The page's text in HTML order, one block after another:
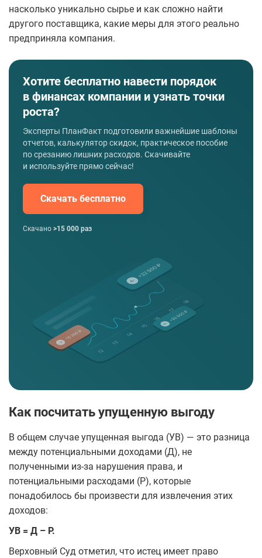
насколько уникально сырье и как сложно найти
другого поставщика, какие меры для этого реально
предприняла компания.
Хотите бесплатно навести порядок
в финансах компании и узнать точки
роста?
Эксперты ПланФакт подготовили важнейшие шаблоны
отчетов, калькулятор скидок, практическое пособие
по срезанию лишних расходов. Скачивайте
и используйте прямо сейчас!
Скачать бесплатно
Скачано >15 000 раз
Как посчитать упущенную выгоду
В общем случае упущенная выгода (УВ) — это разница
между потенциальными доходами (Д), не
полученными из-за нарушения права, и
потенциальными расходами (Р), которые
понадобилось бы произвести для извлечения этих
доходов:
УВ = Д – Р.
Верховный Суд отметил, что истец имеет право